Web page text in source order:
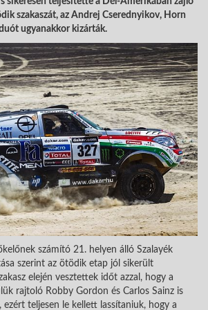
szakaszát, az Andrej Cserednyikov, Horn
ugyanakkor kizárták.
számító 21. helyen álló Szalayék
szerint az ötödik etap jól sikerült
elején vesztettek időt azzal, hogy a
rajtoló Robby Gordon és Carlos Sainz is
teljesen le kellett lassítaniuk, hogy a